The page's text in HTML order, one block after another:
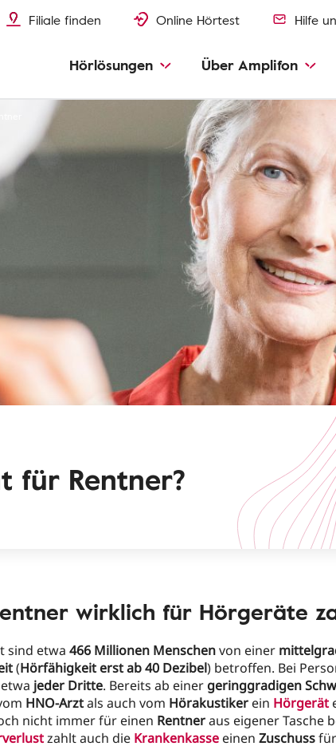
Filiale finden Online Hörtest Hilfe
Hörlösungen Über Amplifon
für Rentner?
wirklich für Hörgeräte
sind etwa 466 Millionen Menschenvon einer
(Hörfähigkeit erst ab 40 Dezibel) betroffen. Bei
jeder Dritte. Bereits ab einergeringgradigen
HNO-Arztals auch vom Hörakustiker ein Hörgerät
nicht immer für einen Rentneraus eigener Tasche
zahlt auch die Krankenkasse einen Zuschuss